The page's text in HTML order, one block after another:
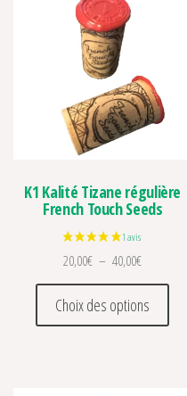
K1 Kalité Tizane régulière
French Touch Seeds
20,00€ – 40,00€Plage de
Choix des options